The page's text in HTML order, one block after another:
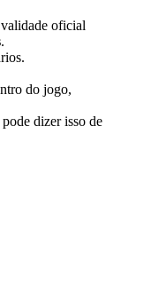
validade oficial
.
do jogo,
dizer isso de